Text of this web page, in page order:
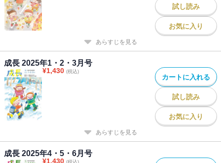
試し読み
お気に入り
あらすじを見る
成長 2025年1・2・3月号
¥1,430 (税込)
カートに入れる
試し読み
お気に入り
あらすじを見る
成長 2025年4・5・6月号
¥1,430 (税込)